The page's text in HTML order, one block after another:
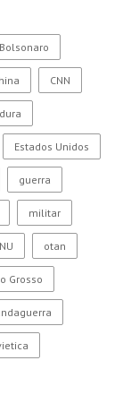
Bolsonaro
CNN
Estados Unidos
guerra
militar
otan
Grosso